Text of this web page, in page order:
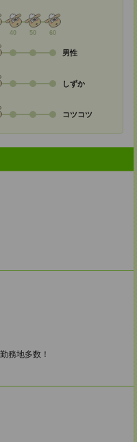
40 50 60
男性
しずか
コツコツ
務地多数！